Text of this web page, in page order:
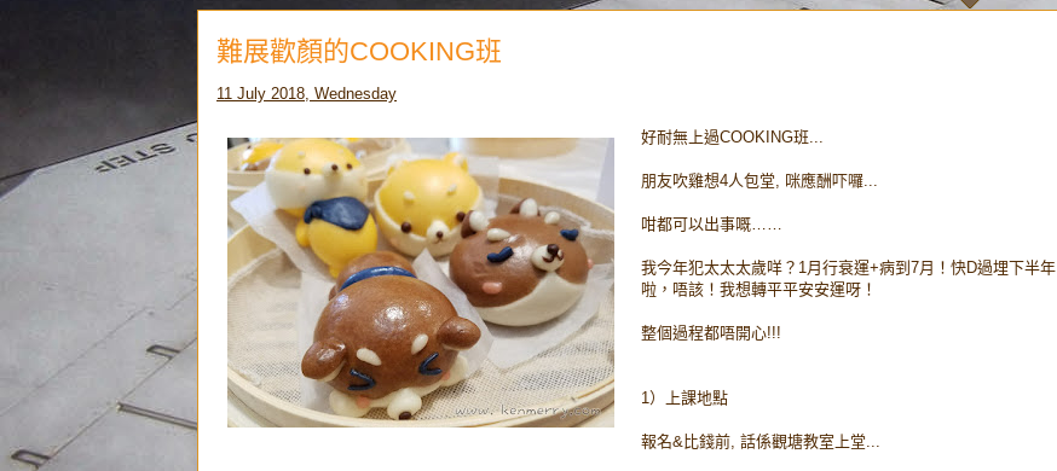
難展歡顏的COOKING班
11 July 2018, Wednesday
好耐無上過COOKING班...
朋友吹雞想4人包堂, 咪應酬吓囉...
咁都可以出事嘅……
我今年犯太太太歲咩？1月行衰運+病到7月！快D過埋下半年
啦，唔該！我想轉平平安安運呀！
整個過程都唔開心!!!
1）上課地點
報名&比錢前, 話係觀塘教室上堂...